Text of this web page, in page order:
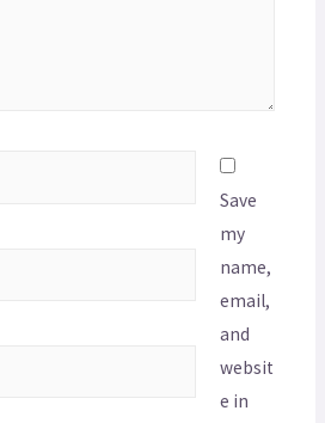
Save
my
name,
email,
and
websit
e in